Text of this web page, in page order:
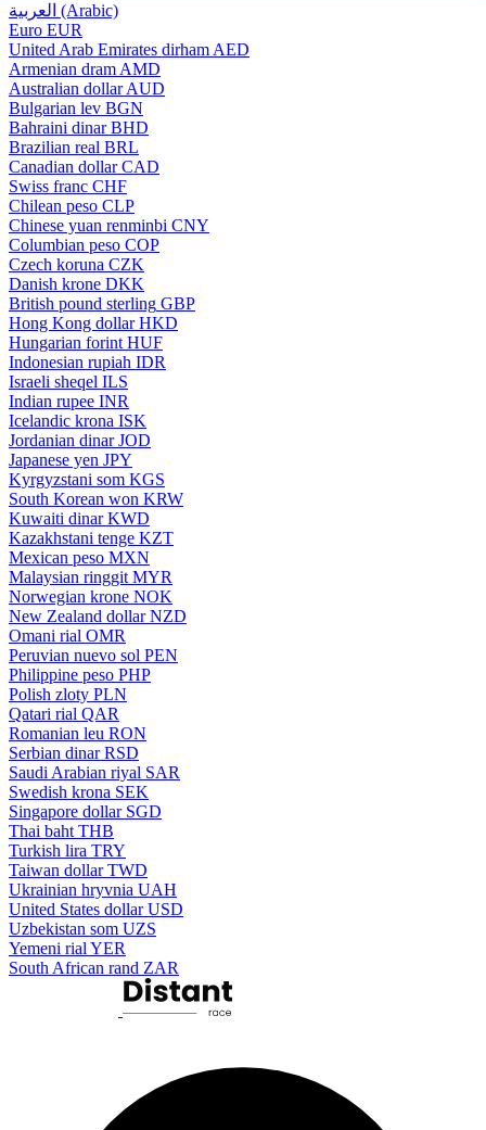
العربية (Arabic)
Euro EUR
United Arab Emirates dirham AED
Armenian dram AMD
Australian dollar AUD
Bulgarian lev BGN
Bahraini dinar BHD
Brazilian real BRL
Canadian dollar CAD
Swiss franc CHF
Chilean peso CLP
Chinese yuan renminbi CNY
Columbian peso COP
Czech koruna CZK
Danish krone DKK
British pound sterling GBP
Hong Kong dollar HKD
Hungarian forint HUF
Indonesian rupiah IDR
Israeli sheqel ILS
Indian rupee INR
Icelandic krona ISK
Jordanian dinar JOD
Japanese yen JPY
Kyrgyzstani som KGS
South Korean won KRW
Kuwaiti dinar KWD
Kazakhstani tenge KZT
Mexican peso MXN
Malaysian ringgit MYR
Norwegian krone NOK
New Zealand dollar NZD
Omani rial OMR
Peruvian nuevo sol PEN
Philippine peso PHP
Polish zloty PLN
Qatari rial QAR
Romanian leu RON
Serbian dinar RSD
Saudi Arabian riyal SAR
Swedish krona SEK
Singapore dollar SGD
Thai baht THB
Turkish lira TRY
Taiwan dollar TWD
Ukrainian hryvnia UAH
United States dollar USD
Uzbekistan som UZS
Yemeni rial YER
South African rand ZAR